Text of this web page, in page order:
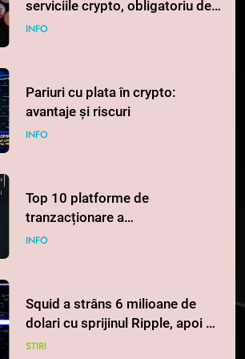
serviciile crypto, obligatoriu de
la 1 iulie în România
INFO
Pariuri cu plata în crypto:
avantaje și riscuri
INFO
Top 10 platforme de
tranzacționare a
criptomonedelor în 2026
INFO
Squid a strâns 6 milioane de
dolari cu sprijinul Ripple, apoi a
pierdut jumătate din aceștia
STIRI